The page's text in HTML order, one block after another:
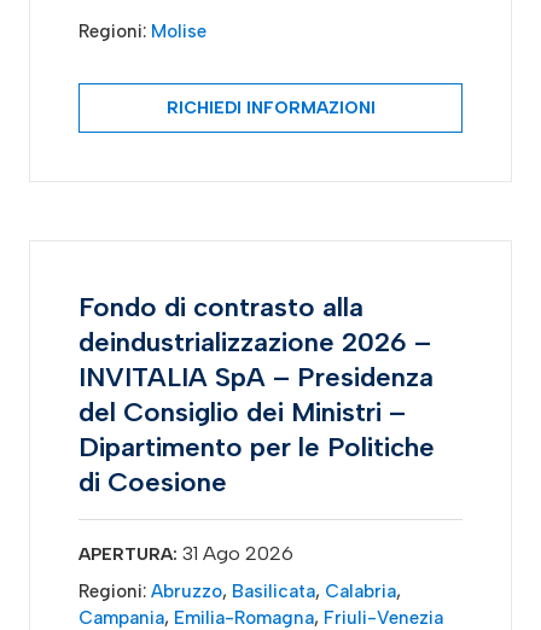
Regioni: Molise
RICHIEDI INFORMAZIONI
Fondo di contrasto alla
deindustrializzazione 2026 –
INVITALIA SpA – Presidenza
del Consiglio dei Ministri –
Dipartimento per le Politiche
di Coesione
APERTURA: 31 Ago 2026
Regioni: Abruzzo, Basilicata, Calabria,
Campania, Emilia-Romagna, Friuli-Venezia